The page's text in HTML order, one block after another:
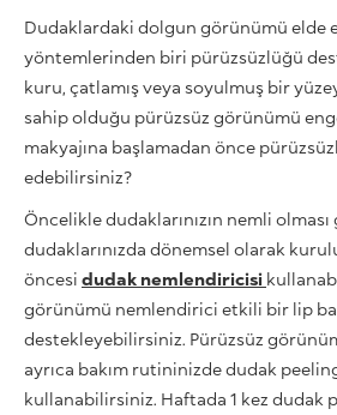
Dudaklardaki dolgun görünümü elde
yöntemlerinden biri pürüzsüzlüğü
kuru, çatlamış veya soyulmuş bir
sahip olduğu pürüzsüz görünümü
makyajına başlamadan önce
edebilirsiniz?
Öncelikle dudaklarınızın nemli olması
dudaklarınızda dönemsel olarak
öncesi dudak nemlendiricisi
görünümü nemlendirici etkili bir lip
destekleyebilirsiniz. Pürüzsüz
ayrıca bakım rutininizde dudak
kullanabilirsiniz. Haftada 1 kez dudak